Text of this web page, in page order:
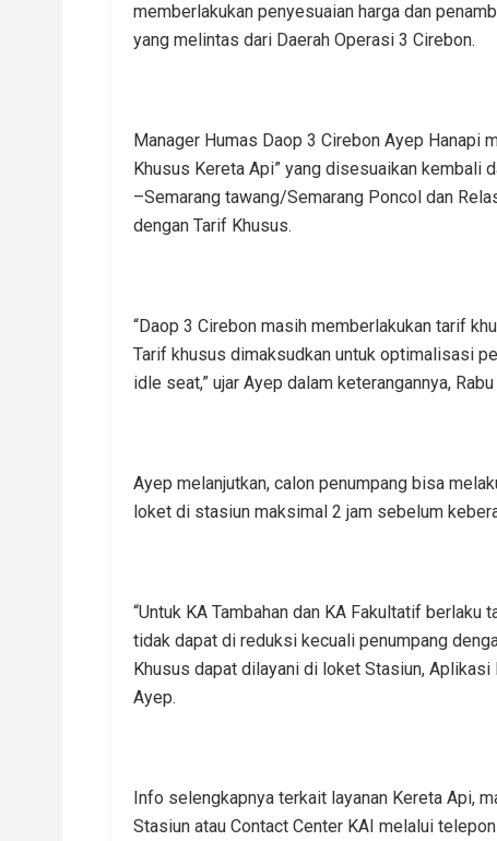
memberlakukan penyesuaian harga dan
yang melintas dari Daerah Operasi 3 Cirebon.
Manager Humas Daop 3 Cirebon Ayep Hanapi
Khusus Kereta Api” yang disesuaikan kembali
–Semarang tawang/Semarang Poncol dan
dengan Tarif Khusus.
“Daop 3 Cirebon masih memberlakukan tarif
Tarif khusus dimaksudkan untuk optimalisasi
idle seat,” ujar Ayep dalam keterangannya,
Ayep melanjutkan, calon penumpang bisa
loket di stasiun maksimal 2 jam sebelum
“Untuk KA Tambahan dan KA Fakultatif
tidak dapat di reduksi kecuali penumpang
Khusus dapat dilayani di loket Stasiun, Aplikasi
Ayep.
Info selengkapnya terkait layanan Kereta Api,
Stasiun atau Contact Center KAI melalui